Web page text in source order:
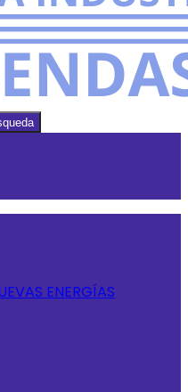
ENERGÍAS